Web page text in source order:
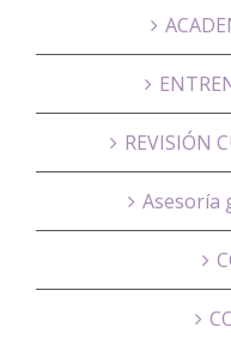
REVISIÓN
Asesoría